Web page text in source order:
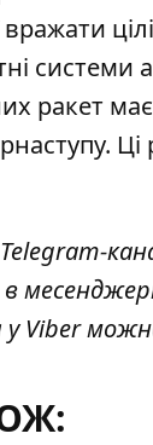
вражати
ракет
Telegram-
у Viber